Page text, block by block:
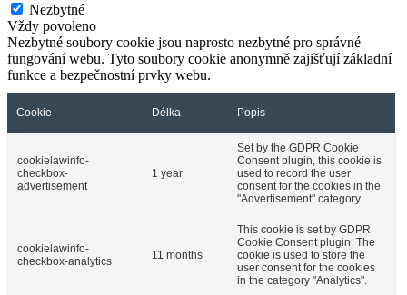
Nezbytné
Vždy povoleno
Nezbytné soubory cookie jsou naprosto nezbytné pro správné
fungování webu. Tyto soubory cookie anonymně zajišťují základní
funkce a bezpečnostní prvky webu.
Cookie Délka Popis
cookielawinfo-
checkbox-
advertisement
1 year
Set by the GDPR Cookie
Consent plugin, this cookie is
used to record the user
consent for the cookies in the
"Advertisement" category .
cookielawinfo-
checkbox-analytics
11 months
This cookie is set by GDPR
Cookie Consent plugin. The
cookie is used to store the
user consent for the cookies
in the category "Analytics".